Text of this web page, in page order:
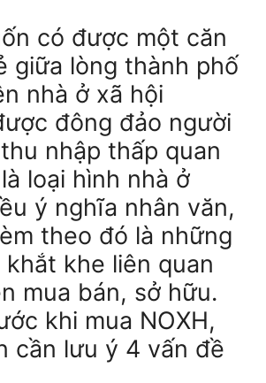
có được một căn
giữa lòng thành phố
nhà ở xã hội
đông đảo người
nhập thấp quan
loại hình nhà ở
ý nghĩa nhân văn,
theo đó là những
khe liên quan
mua bán, sở hữu.
khi mua NOXH,
cần lưu ý 4 vấn đề